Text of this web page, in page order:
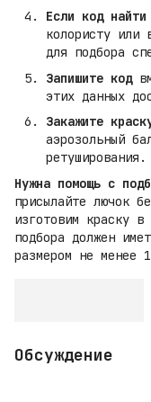
Если код
колористу или
для подбора
Запишите код
этих данных
Закажите
аэрозольный
ретуширования.
Нужна помощь с
присылайте лючок
изготовим краску
подбора должен
размером не менее
Обсуждение